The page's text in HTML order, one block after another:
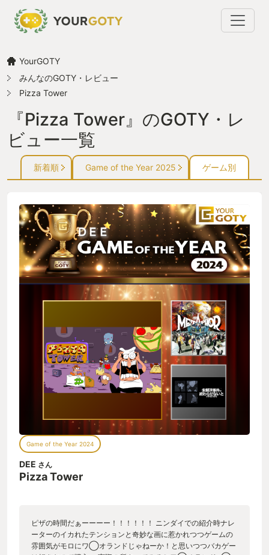
YourGOTY
みんなのGOTY・レビュー
Pizza Tower
『Pizza Tower』のGOTY・レ
ビュー一覧
新着順 Game of the Year 2025 ゲーム別
Game of the Year 2024
DEE さん
Pizza Tower
ピザの時間だぁーーーー！！！！！！ ニンダイでの紹介時ナレ
ーターのイカれたテンションと奇妙な画に惹かれつつゲームの
雰囲気がモロにワ◯オランドじゃねーか！と思いつつバカゲー